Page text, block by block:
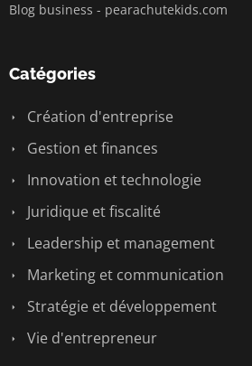
Blog business - pearachutekids.com
Catégories
Création d'entreprise
Gestion et finances
Innovation et technologie
Juridique et fiscalité
Leadership et management
Marketing et communication
Stratégie et développement
Vie d'entrepreneur